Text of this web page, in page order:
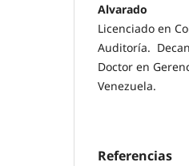
Alvarado
Licenciado en
Auditoría.
Doctor en
Venezuela.
Referencias